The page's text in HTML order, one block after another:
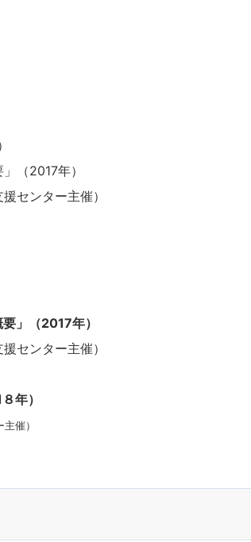
（2017年）
センター主催）
」（2017年）
センター主催）
年）
催）